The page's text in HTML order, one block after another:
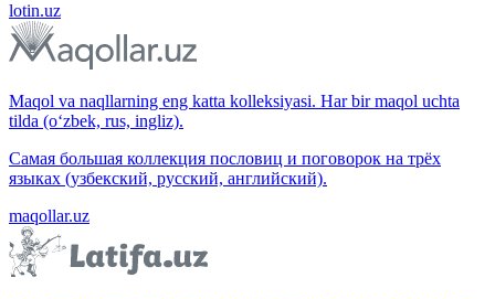
lotin.uz
Maqol va naqllarning eng katta kolleksiyasi. Har bir maqol uchta
tilda (o‘zbek, rus, ingliz).
Самая большая коллекция пословиц и поговорок на трёх
языках (узбекский, русский, английский).
maqollar.uz